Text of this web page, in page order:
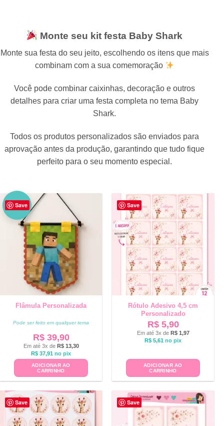
Monte seu kit festa Baby Shark
Monte sua festa do seu jeito, escolhendo os itens que mais
combinam com a sua comemoração
Você pode combinar caixinhas, decoração e outros
detalhes para criar uma festa completa no tema Baby
Shark.
Todos os produtos personalizados são enviados para
aprovação antes da produção, garantindo que tudo fique
perfeito para o seu momento especial.
Save
NO
VO
Flâmula Personalizada
Pode ser feito em qualquer tema
R$39,90
Em até 3x de R$13,30
R$ 37,91 no pix
ADICIONAR AO
CARRINHO
Save
Rótulo Adesivo 4,5 cm
Personalizado
R$5,90
Em até 3x de R$1,97
R$ 5,61 no pix
ADICIONAR AO
CARRINHO
Save Save